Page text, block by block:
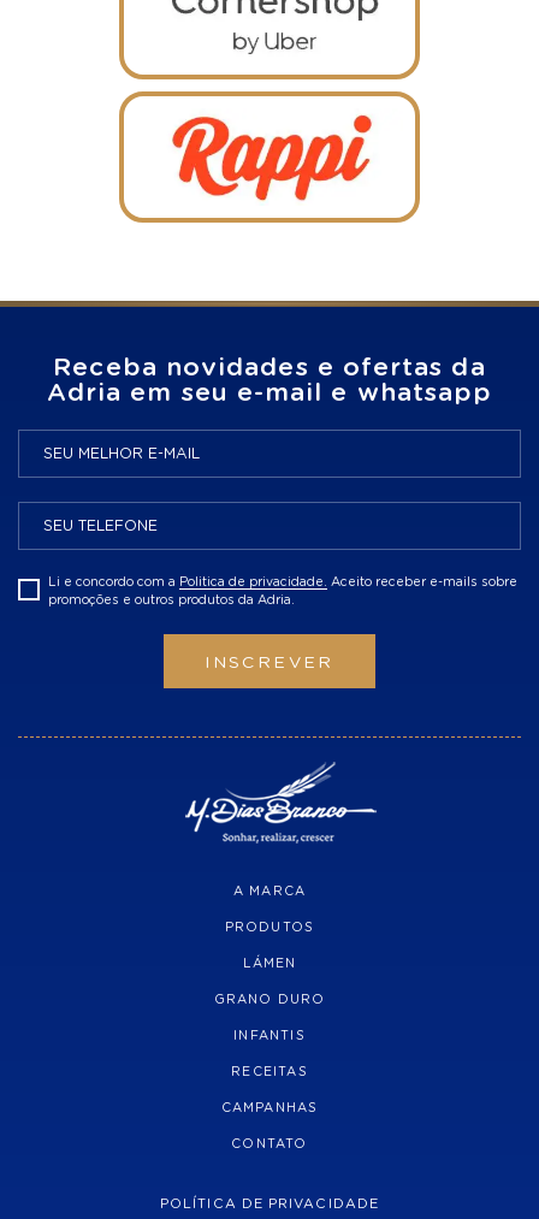
Receba novidades e ofertas da
Adria em seu e-mail e whatsapp
Li e concordo com a Politica de privacidade.
Aceito receber e-mails sobre
promoções e outros produtos da Adria.
INSCREVER
A MARCA
PRODUTOS
LÁMEN
GRANO DURO
INFANTIS
RECEITAS
CAMPANHAS
CONTATO
POLÍTICA DE PRIVACIDADE